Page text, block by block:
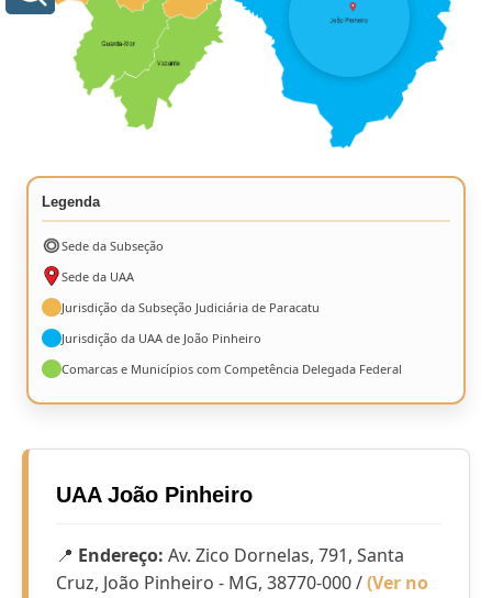
Legenda
Sede da Subseção
Sede da UAA
Jurisdição da Subseção Judiciária de Paracatu
Jurisdição da UAA de João Pinheiro
Comarcas e Municípios com Competência Delegada Federal
UAA João Pinheiro
📍 Endereço: Av. Zico Dornelas, 791, Santa
Cruz, João Pinheiro - MG, 38770-000 /(Ver no